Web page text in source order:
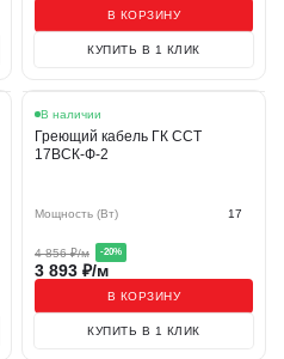
В КОРЗИНУ
КУПИТЬ В 1 КЛИК
Акция
В наличии
Греющий кабель ГК ССТ
17ВСК-Ф-2
Мощность (Вт) 17
4 856₽/м -20%
3 893 ₽/м
В КОРЗИНУ
КУПИТЬ В 1 КЛИК